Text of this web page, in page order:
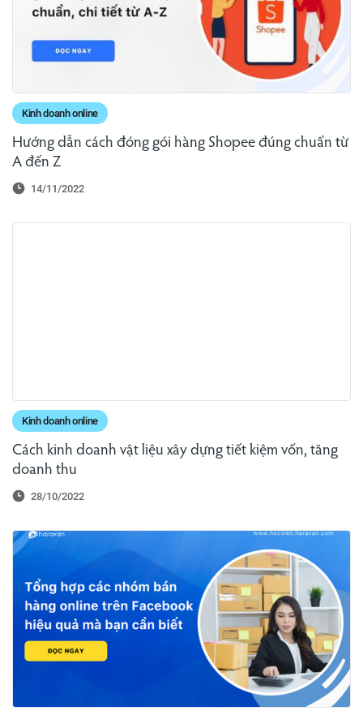
Kinh doanh online
Hướng dẫn cách đóng gói hàng Shopee đúng chuẩn từ
A đến Z
14/11/2022
Kinh doanh online
Cách kinh doanh vật liệu xây dựng tiết kiệm vốn, tăng
doanh thu
28/10/2022